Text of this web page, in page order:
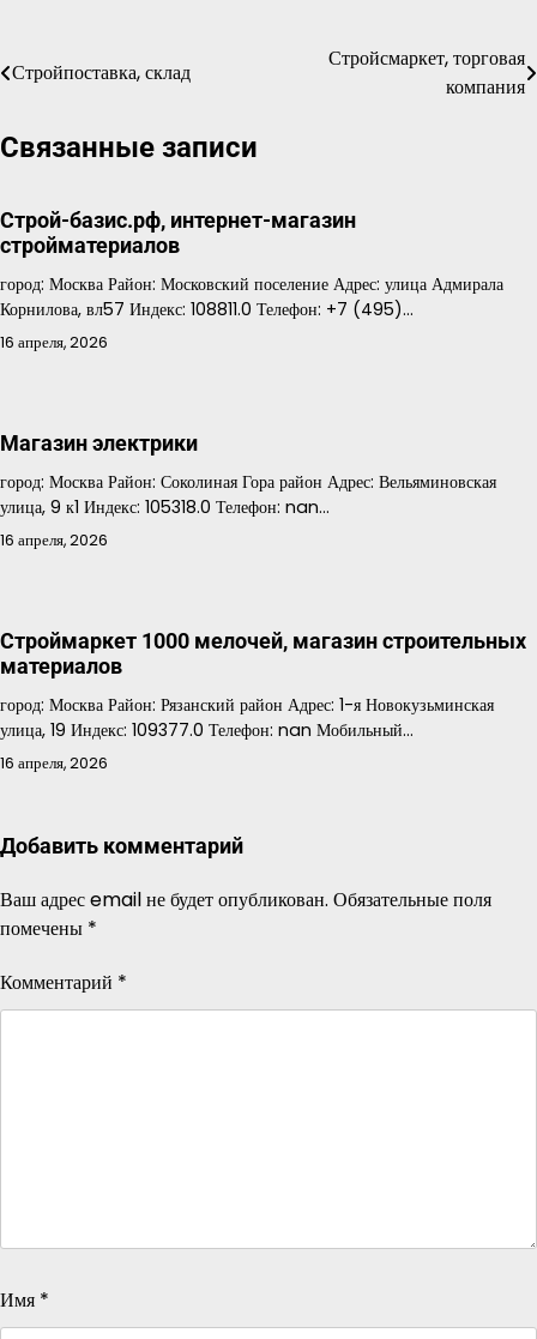
Навигация
записям
Стройпоставка, склад
Стройсмаркет, торговая
компания
Связанные записи
Строй-базис.рф, интернет-магазин
стройматериалов
город: Москва Район: Московский поселение Адрес: улица Адмирала
Корнилова, вл57 Индекс: 108811.0 Телефон: +7 (495)…
16 апреля, 2026
Магазин электрики
город: Москва Район: Соколиная Гора район Адрес: Вельяминовская
улица, 9 к1 Индекс: 105318.0 Телефон: nan…
16 апреля, 2026
Строймаркет 1000 мелочей, магазин строительных
материалов
город: Москва Район: Рязанский район Адрес: 1-я Новокузьминская
улица, 19 Индекс: 109377.0 Телефон: nan Мобильный…
16 апреля, 2026
Добавить комментарий
Ваш адрес email не будет опубликован. Обязательные поля
помечены *
Комментарий *
Имя *